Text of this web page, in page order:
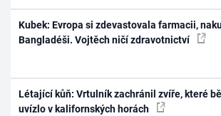
Kubek: Evropa si zdevastovala farmacii,
Bangladéši. Vojtěch ničí zdravotnictví
Létající kůň: Vrtulník zachránil zvíře, které
uvízlo v kalifornských horách